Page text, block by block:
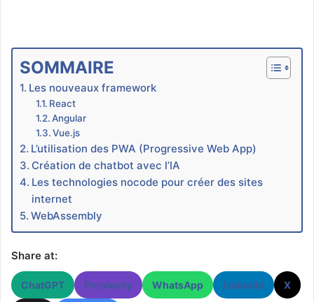
SOMMAIRE
Les nouveaux framework
React
Angular
Vue.js
L’utilisation des PWA (Progressive Web App)
Création de chatbot avec l’IA
Les technologies nocode pour créer des sites
internet
WebAssembly
Share at:
ChatGPT Perplexity WhatsApp LinkedIn X